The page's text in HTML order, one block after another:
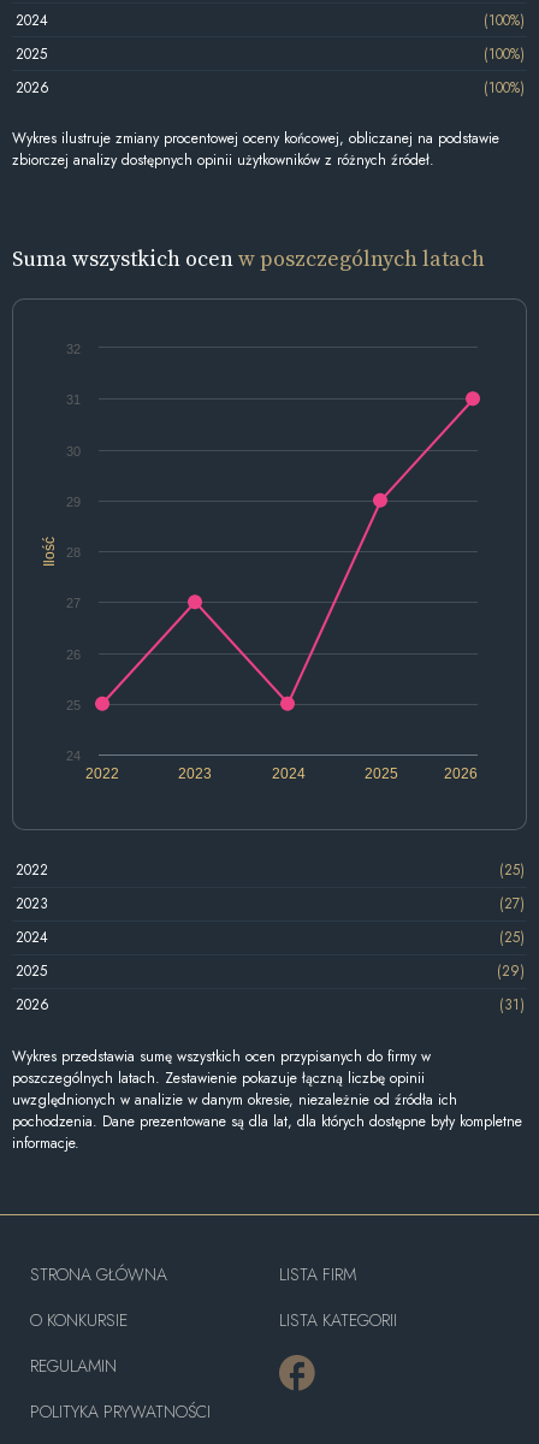
2024
(100%)
2025
(100%)
2026
(100%)
Wykres ilustruje zmiany procentowej oceny końcowej, obliczanej na podstawie
zbiorczej analizy dostępnych opinii użytkowników z różnych źródeł.
Suma wszystkich ocenw poszczególnych latach
Ilość
2022 2024 2026
2023 2025
24
25
26
27
28
29
30
31
32
2022
(25)
2023
(27)
2024
(25)
2025
(29)
2026
(31)
Wykres przedstawia sumę wszystkich ocen przypisanych do firmy w
poszczególnych latach. Zestawienie pokazuje łączną liczbę opinii
uwzględnionych w analizie w danym okresie, niezależnie od źródła ich
pochodzenia. Dane prezentowane są dla lat, dla których dostępne były kompletne
informacje.
STRONA GŁÓWNA
O KONKURSIE
REGULAMIN
POLITYKA PRYWATNOŚCI
LISTA FIRM
LISTA KATEGORII